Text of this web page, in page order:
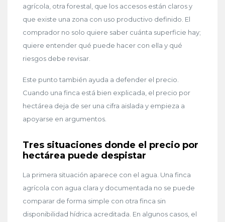
agrícola, otra forestal, que los accesos están claros y
que existe una zona con uso productivo definido. El
comprador no solo quiere saber cuánta superficie hay;
quiere entender qué puede hacer con ella y qué
riesgos debe revisar.
Este punto también ayuda a defender el precio.
Cuando una finca está bien explicada, el precio por
hectárea deja de ser una cifra aislada y empieza a
apoyarse en argumentos.
Tres situaciones donde el precio por
hectárea puede despistar
La primera situación aparece con el agua. Una finca
agrícola con agua clara y documentada no se puede
comparar de forma simple con otra finca sin
disponibilidad hídrica acreditada. En algunos casos, el